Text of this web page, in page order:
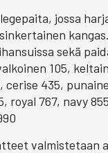
jossa
sekä
105,
cerise 435,
royal 767, navy
valmistetaan